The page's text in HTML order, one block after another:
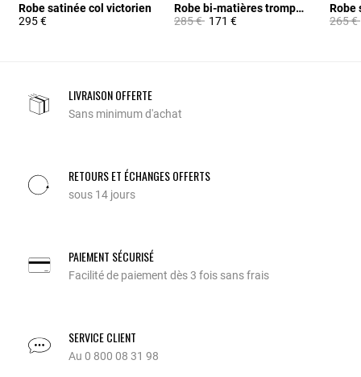
Robe satinée col victorien
295 €
Robe bi-matières trompe-l'œil
Prix réduit à partir de
285 €à171 €
Robe
Prix
265 €
LIVRAISON OFFERTE
Sans minimum d'achat
RETOURS ET ÉCHANGES OFFERTS
sous 14 jours
PAIEMENT SÉCURISÉ
Facilité de paiement dès 3 fois sans frais
SERVICE CLIENT
Au 0 800 08 31 98